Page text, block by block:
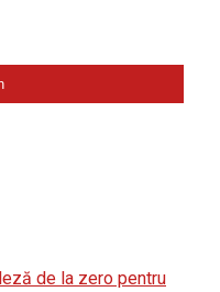
de la zero pentru